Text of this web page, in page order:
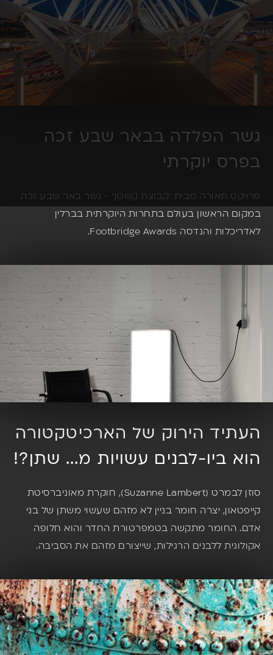
גשר הפלדה בבאר שבע זכה
בפרס יוקרתי
פרויקט תאורה מבית 'קבוצת קשטן' - גשר באר שבע זכה
במקום הראשון בעולם בתחרות היוקרתית בברלין
לאדריכלות והנדסה Footbridge Awards.
העתיד הירוק של הארכיטקטורה
הוא ביו-לבנים עשויות מ... שתן?!
סוזן לבמרט (Suzanne Lambert), חוקרת מאוניברסיטת
קייפטאון, יצרה חומר בניין לא מזהם שעשוי משתן של בני
אדם. החומר מתקשה בטמפרטורת החדר והוא חלופה
אקולוגית ללבנים הרגילות, שייצורם מזהם את הסביבה.